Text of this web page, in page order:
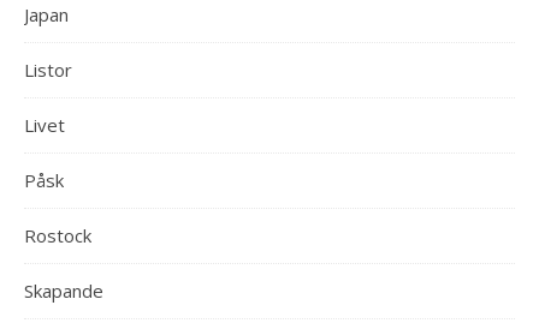
Japan
Listor
Livet
Påsk
Rostock
Skapande